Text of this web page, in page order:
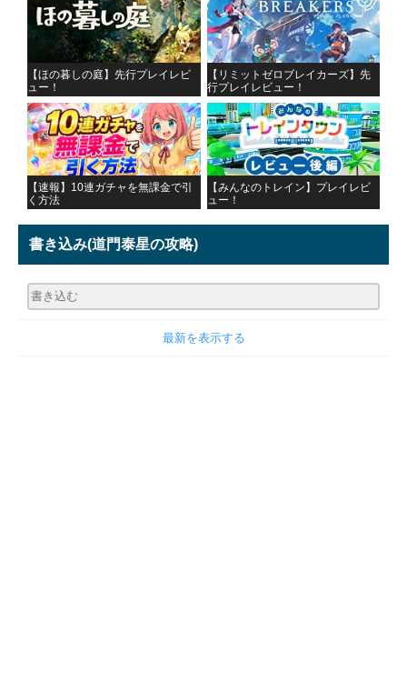
【ほの暮しの庭】先行プレイレビ
ュー！
【リミットゼロブレイカーズ】先
行プレイレビュー！
【速報】10連ガチャを無課金で引
く方法
【みんなのトレイン】プレイレビ
ュー！
書き込み(道門泰星の攻略)
最新を表示する